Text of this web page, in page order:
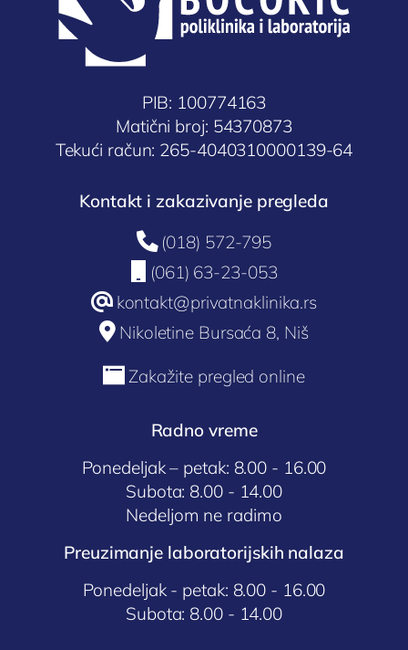
Nefrolog u Nišu
GASTROLOGIJA
ENDOKRINOLOGIJA
Endokrinolog
ULTRAZVUK
Ultrazvuk štitne žlezde
Ultrazvuk srca
Ultrazvuk dojki
Ultrazvuk abdomena
Ultrazvuk skrotuma (testisa)
Dopler krvnih sudova vrata
Laboratorija
PIB: 100774163
Matični broj: 54370873
Tekući račun: 265-4040310000139-64
Kontakt i zakazivanje pregleda
 (018) 572-795
(061) 63-23-053
@ kontakt@privatnaklinika.rs
 Nikoletine Bursaća 8, Niš
 Zakažite pregled online
Radno vreme
Ponedeljak – petak: 8.00 - 16.00
Subota: 8.00 - 14.00
Nedeljom ne radimo
Preuzimanje laboratorijskih nalaza
Ponedeljak - petak: 8.00 - 16.00
Subota: 8.00 - 14.00